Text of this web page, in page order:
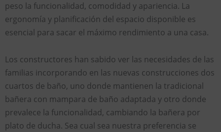
peso la funcionalidad, comodidad y apariencia. La
ergonomía y planificación del espacio disponible es
esencial para sacar el máximo rendimiento a una casa.
Los constructores han sabido ver las necesidades de las
familias incorporando en las nuevas construcciones dos
cuartos de baño, uno donde mantienen la tradicional
bañera con mampara de baño adaptada y otro donde
prevalece la funcionalidad, cambiando la bañera por
plato de ducha. Sea cual sea nuestra preferencia se